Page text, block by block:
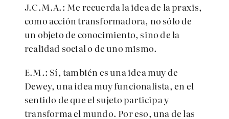
J.C.M.A.: Me recuerda la idea de la praxis,
como acción transformadora, no sólo de
un objeto de conocimiento, sino de la
realidad social o de uno mismo.
E.M.: Sí, también es una idea muy de
Dewey, una idea muy funcionalista, en el
sentido de que el sujeto participa y
transforma el mundo. Por eso, una de las